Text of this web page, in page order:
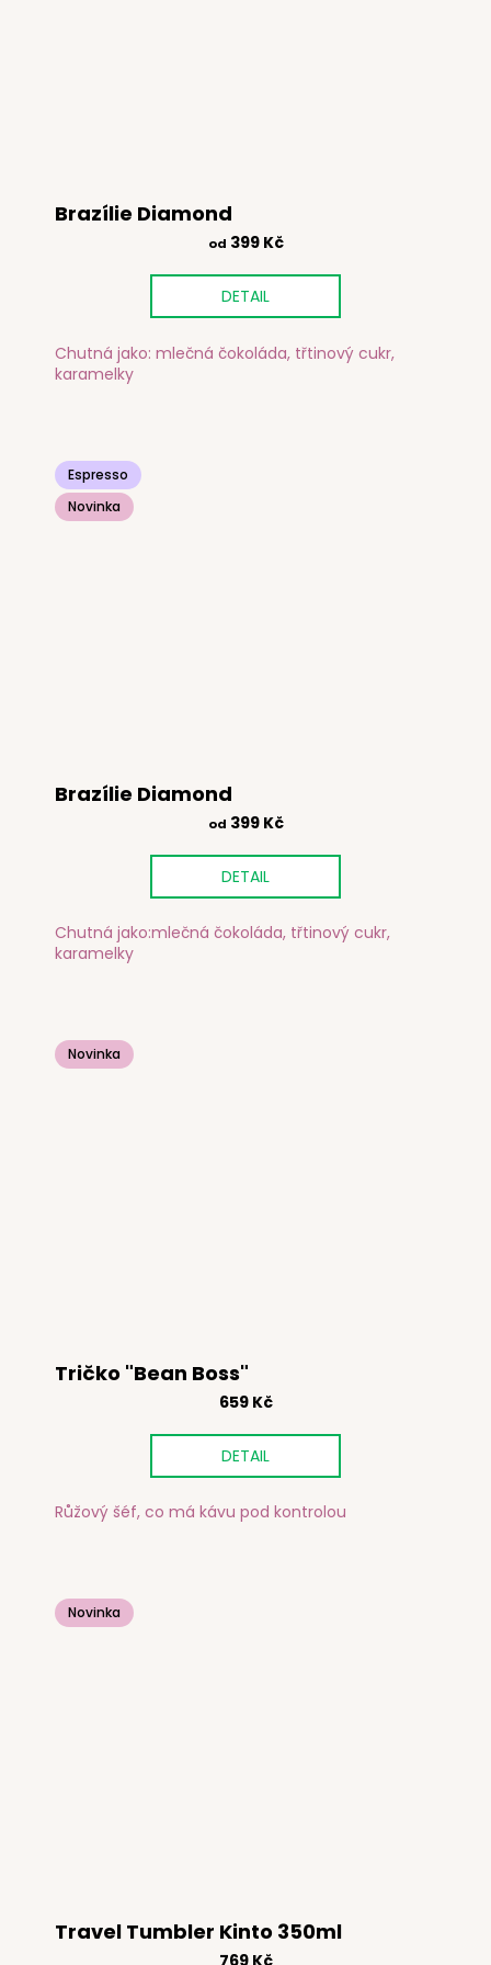
Brazílie Diamond
od 399 Kč
DETAIL
Chutná jako: mlečná čokoláda, třtinový cukr,
karamelky
Espresso
Novinka
Brazílie Diamond
od 399 Kč
DETAIL
Chutná jako:mlečná čokoláda, třtinový cukr,
karamelky
Novinka
Tričko "Bean Boss"
659 Kč
DETAIL
Růžový šéf, co má kávu pod kontrolou
Novinka
Travel Tumbler Kinto 350ml
769 Kč